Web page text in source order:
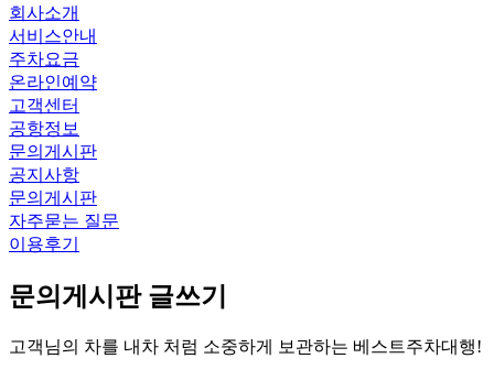
회사소개
서비스안내
주차요금
온라인예약
고객센터
공항정보
문의게시판
공지사항
문의게시판
자주묻는 질문
이용후기
문의게시판 글쓰기
고객님의 차를 내차 처럼 소중하게 보관하는 베스트주차대행!